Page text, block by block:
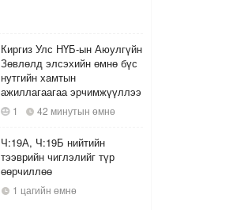
Киргиз Улс НҮБ-ын Аюулгүйн
Зөвлөлд элсэхийн өмнө бүс
нутгийн хамтын
ажиллагаагаа эрчимжүүллээ
1 42 минутын өмнө
Ч:19А, Ч:19Б нийтийн
тээврийн чиглэлийг түр
өөрчиллөө
1 цагийн өмнө